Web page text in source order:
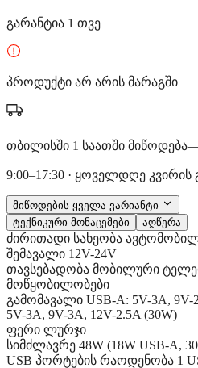
გარანტია 1 თვე
პროდუქტი არ არის მარაგში
თბილისში 1 საათში მიწოდება—
9:00–17:30 · ყოველდღე
მიწოდების ყველა ვარიანტი
ტექნიკური მონაცემები
აღწერა
ძირითადი სახეობა
შემავალი 12V-24V
თავსებადობა მობილური
მოწყობილობები
გამომავალი USB-A: 5V-3A, 9V-
5V-3A, 9V-3A, 12V-2.5A (30W)
ფერი ლურჯი
სიმძლავრე 48W (18W USB-A,
USB პორტების რაოდენობა 1